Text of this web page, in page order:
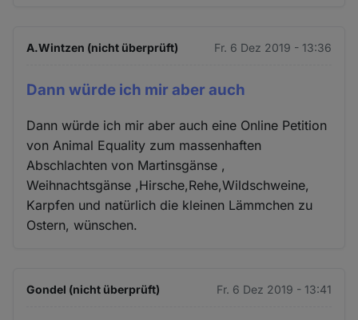
A.Wintzen (nicht überprüft) Fr. 6 Dez 2019 - 13:36
Dann würde ich mir aber auch
Dann würde ich mir aber auch eine Online Petition
von Animal Equality zum massenhaften
Abschlachten von Martinsgänse ,
Weihnachtsgänse ,Hirsche,Rehe,Wildschweine,
Karpfen und natürlich die kleinen Lämmchen zu
Ostern, wünschen.
Gondel (nicht überprüft) Fr. 6 Dez 2019 - 13:41